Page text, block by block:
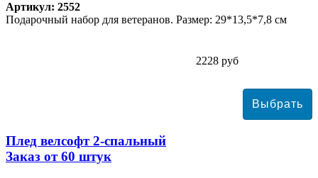
Артикул: 2552
Подарочный набор для ветеранов. Размер: 29*13,5*7,8 см
2228 руб
Плед велсофт 2-спальный
Заказ от 60 штук